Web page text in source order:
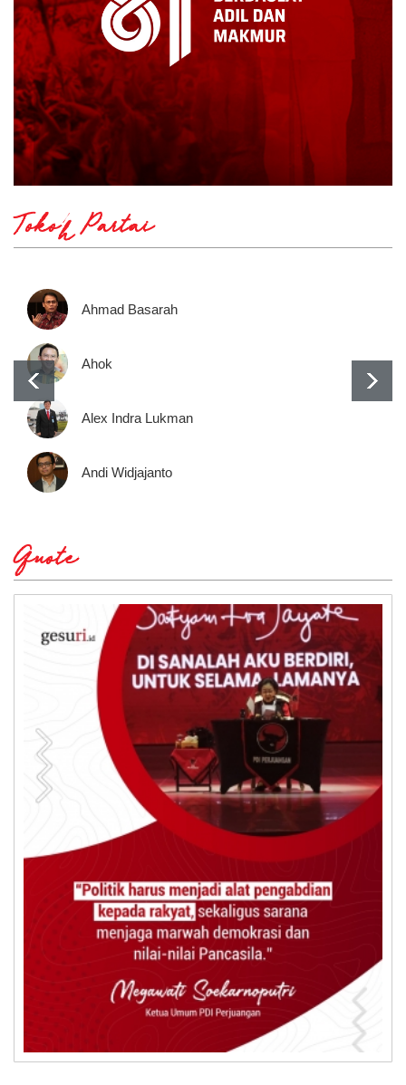
Tokoh Partai
Ahmad Basarah
Ahok
Alex Indra Lukman
Andi Widjajanto
Quote